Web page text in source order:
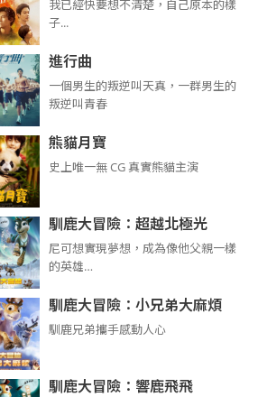
我已經快要想不清楚，自己原本的樣
子...
進行曲
​​​一個男生的叛逆叫天真，一群男生的
叛逆叫青春
熊貓月寶
史上唯一無 CG 真實熊貓主演
馴鹿大冒險：超越北極光
尼可想實現夢想，成為像他父親一樣
的英雄…
馴鹿大冒險：小兄弟大麻煩
馴鹿兄弟攜手感動人心
馴鹿大冒險：響鹿飛飛